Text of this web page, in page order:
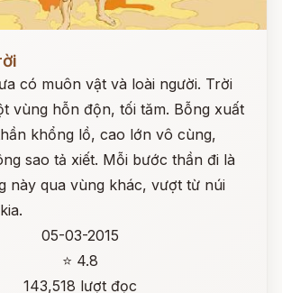
có muôn vật và loài người. Trời
vùng hỗn độn, tối tăm. Bỗng xuất
khổng lồ, cao lớn vô cùng,
sao tả xiết. Mỗi bước thần đi là
này qua vùng khác, vượt từ núi
05-03-2015
⭐ 4.8
143,518 lượt đọc